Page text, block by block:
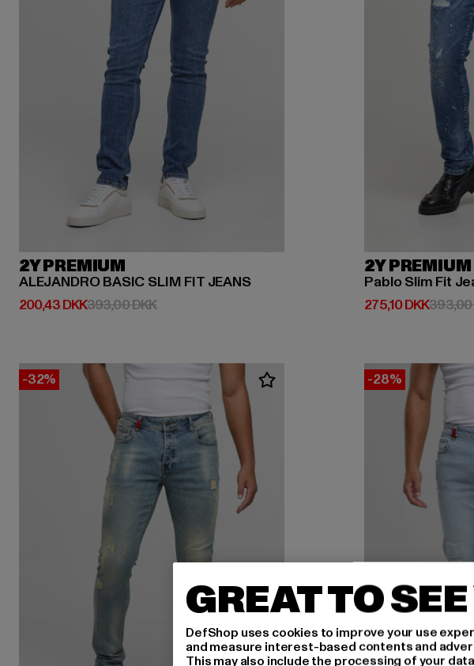
2Y PREMIUM
ALEJANDRO BASIC SLIM FIT JEANS
200,43 DKK
Nuværende pris: 200,43 DKK
393,00 DKKKampagnepris: 393,00 DKK
2Y PREMIUM
Pablo Slim Fit
275,10 DKK
Nuværende pris:393,00
-32% -28%
GREAT TO
DefShop uses cookies to improve your use
and measure interest-based contents and
This may also include the processing of your